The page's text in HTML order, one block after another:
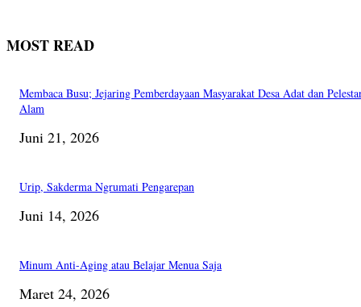
MOST READ
Membaca Busu; Jejaring Pemberdayaan Masyarakat Desa Adat dan
Alam
Juni 21, 2026
Urip, Sakderma Ngrumati Pengarepan
Juni 14, 2026
Minum Anti-Aging atau Belajar Menua Saja
Maret 24, 2026